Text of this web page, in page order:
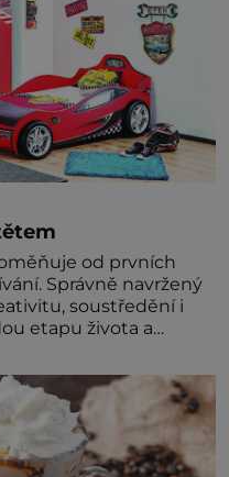
od prvních
Správně navržený
soustředění i
etapu života a
proto by pokoj
klidně a útulně.